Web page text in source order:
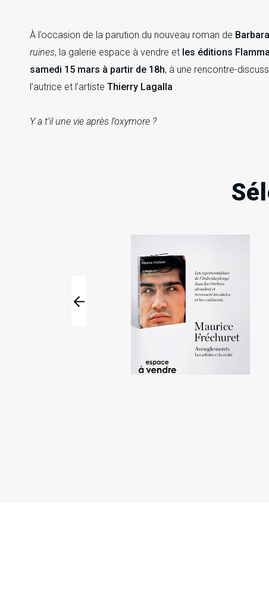
À l’occasion de la parution du nouveau roman de
ruines, la galerie espace à vendre et les éditions
samedi 15 mars à partir de 18h, à une rencontre-
l’autrice et l’artiste Thierry Lagalla :
Y a t’il une vie après l’oxymore ?